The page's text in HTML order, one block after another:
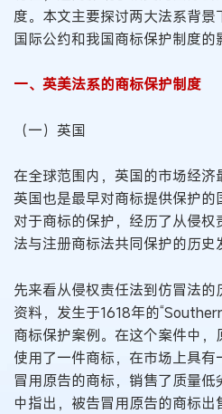
度。本文主要探讨两大法系背
国际公约和我国商标保护制度的
一、英美法系的商标保护制度
（一）英国
在全球范围内，英国的市场经济
英国也是最早对商标提供保护
对于商标的保护，经历了从侵
法与注册商标法共同保护的历史
先来看从侵权责任法到仿冒法
资料，发生于1618年的
商标保护案例。在这个案件中
使用了一件商标，在市场上具
冒用原告的商标，销售了质量
中指出，被告冒用原告的商标